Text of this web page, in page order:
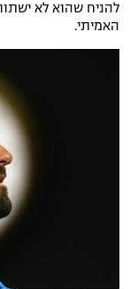
לוח דרושים –
תגיות
להניח שהוא לא
האמיתי.